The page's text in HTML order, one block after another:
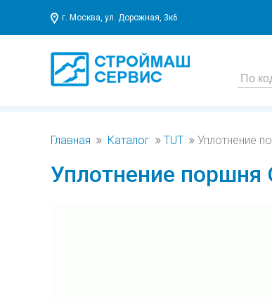
г. Москва, ул. Дорожная, 3к6
Главная Каталог TUT Уплотнение
Уплотнение поршня